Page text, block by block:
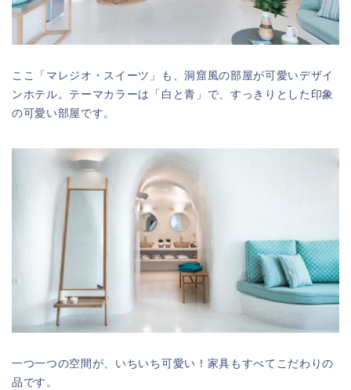
ここ「マレジオ・スイーツ」も、洞窟風の部屋が可愛いデザイ
ンホテル。テーマカラーは「白と青」で、すっきりとした印象
の可愛い部屋です。
一つ一つの空間が、いちいち可愛い！家具もすべてこだわりの
品です。